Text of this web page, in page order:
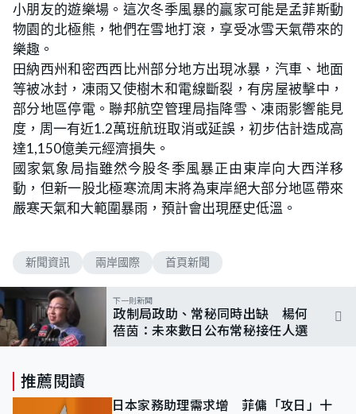
小朋友的遊樂場。這次冬季風暴的贏家可能是孟菲斯動
物園的北極熊，牠們在雪地打滾，享受冰雪天氣帶來的
樂趣。
田納西州和密西西比州部分地方出現冰暴，汽車、地面
等被冰封，凍雨又使樹木和電線斷裂，有房屋被擊中，
部分地區停電。聯邦航空管理局指降雪、凍雨影響能見
度，周一有近1.2萬班航班取消或延誤，初步估計造成高
達1,150億美元經濟損失。
國家氣象局指雖然今股冬季風暴正由東岸向大西洋移
動，但新一股北極寒流周末將為東岸絕大部分地區帶來
嚴寒天氣和大範圍暴雨，預計會出現歷史低溫。
新聞資訊 兩岸國際 首頁新聞
下一則新聞
政制局政助、常秘同時出缺 楊何
蓓茵：未來數日公布常秘接任人選
推薦閱讀
日本家務助理需求增 菲傭「攻日」十